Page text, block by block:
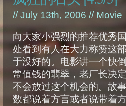
// July 13th, 2006 // Movie
向大家小强烈的推荐优秀
处看到有人在大力称赞这
于没好的。电影讲一个快
常值钱的翡翠，老厂长决
不会放过这个机会的。故
数都说着方言或者说带着